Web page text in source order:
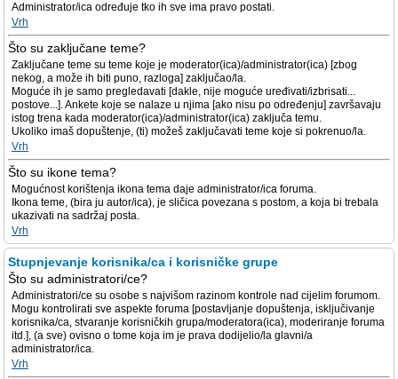
Administrator/ica određuje tko ih sve ima pravo postati.
Vrh
Što su zaključane teme?
Zaključane teme su teme koje je moderator(ica)/administrator(ica) [zbog
nekog, a može ih biti puno, razloga] zaključao/la.
Moguće ih je samo pregledavati [dakle, nije moguće uređivati/izbrisati...
postove...]. Ankete koje se nalaze u njima [ako nisu po određenju] završavaju
istog trena kada moderator(ica)/administrator(ica) zaključa temu.
Ukoliko imaš dopuštenje, (ti) možeš zaključavati teme koje si pokrenuo/la.
Vrh
Što su ikone tema?
Mogućnost korištenja ikona tema daje administrator/ica foruma.
Ikona teme, (bira ju autor/ica), je sličica povezana s postom, a koja bi trebala
ukazivati na sadržaj posta.
Vrh
Stupnjevanje korisnika/ca i korisničke grupe
Što su administratori/ce?
Administratori/ce su osobe s najvišom razinom kontrole nad cijelim forumom.
Mogu kontrolirati sve aspekte foruma [postavljanje dopuštenja, isključivanje
korisnika/ca, stvaranje korisničkih grupa/moderatora(ica), moderiranje foruma
itd.], (a sve) ovisno o tome koja im je prava dodijelio/la glavni/a
administrator/ica.
Vrh